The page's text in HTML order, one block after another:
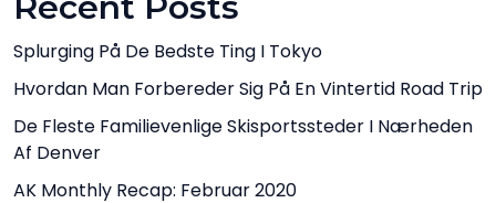
Splurging På De Bedste Ting I Tokyo
Hvordan Man Forbereder Sig På En Vintertid Road Trip
De Fleste Familievenlige Skisportssteder I Nærheden
Af Denver
AK Monthly Recap: Februar 2020